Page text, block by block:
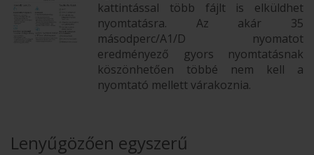
kattintással több fájlt is elküldhet
nyomtatásra. Az akár 35
másodperc/A1/D nyomatot
eredményező gyors nyomtatásnak
köszönhetően többé nem kell a
nyomtató mellett várakoznia.
Lenyűgözően egyszerű